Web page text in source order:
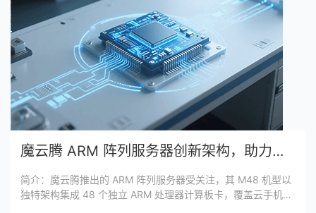
魔云腾 ARM 阵列服务器创新架构，助力多元场景高效运算
简介：魔云腾推出的 ARM 阵列服务器受关注，其 M48 机型以
独特架构集成 48 个独立 ARM 处理器计算板卡，覆盖云手机、